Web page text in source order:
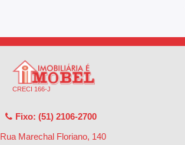
CRECI 166-J
Fixo: (51) 2106-2700
Rua Marechal Floriano, 140